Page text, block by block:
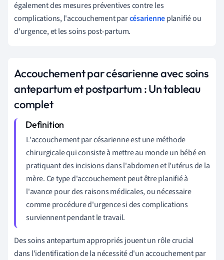
également des mesures préventives contre les
complications, l'accouchement parcésarienneplanifié ou
d'urgence, et les soins post-partum.
Accouchement par césarienne avec soins
antepartum et postpartum : Un tableau
complet
L'accouchement par césarienne est une méthode
chirurgicale qui consiste à mettre au monde un bébé en
pratiquant des incisions dans l'abdomen et l'utérus de la
mère. Ce type d'accouchement peut être planifié à
l'avance pour des raisons médicales, ou nécessaire
comme procédure d'urgence si des complications
surviennent pendant le travail.
Des soins antepartum appropriés jouent un rôle crucial
dans l'identification de la nécessité d'un accouchement par